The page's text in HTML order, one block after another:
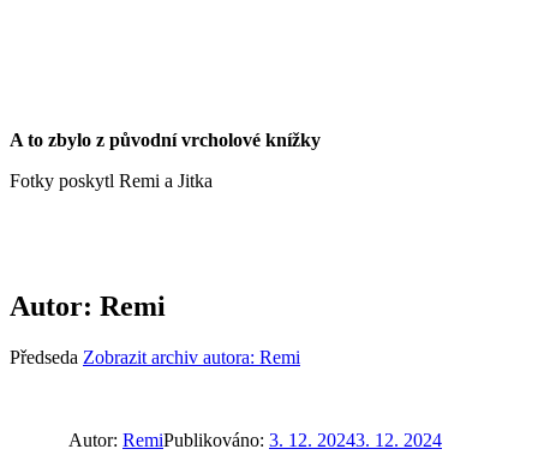
A to zbylo z původní vrcholové knížky
Fotky poskytl Remi a Jitka
Autor: Remi
Předseda Zobrazit archiv autora: Remi
Autor: RemiPublikováno: 3. 12. 20243. 12. 2024